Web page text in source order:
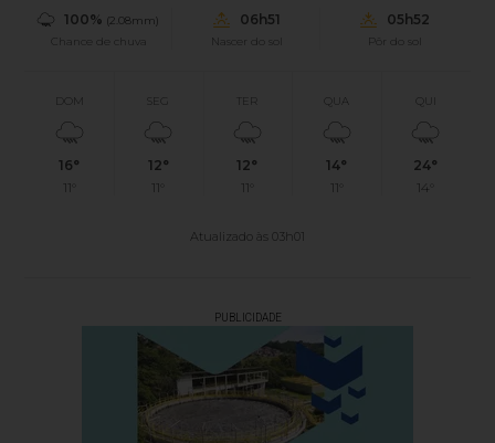
100% (2.08mm)
Chance de chuva
06h51
Nascer do sol
05h52
Pôr do sol
DOM
16°
11°
SEG
12°
11°
TER
12°
11°
QUA
14°
11°
24°
14°
Atualizado às 03h01
PUBLICIDADE